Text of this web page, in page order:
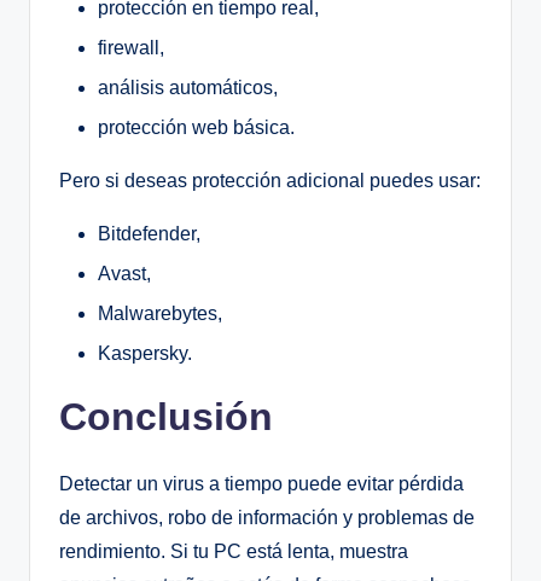
protección en tiempo real,
firewall,
análisis automáticos,
protección web básica.
Pero si deseas protección adicional puedes usar:
Bitdefender,
Avast,
Malwarebytes,
Kaspersky.
Conclusión
Detectar un virus a tiempo puede evitar pérdida
de archivos, robo de información y problemas de
rendimiento. Si tu PC está lenta, muestra